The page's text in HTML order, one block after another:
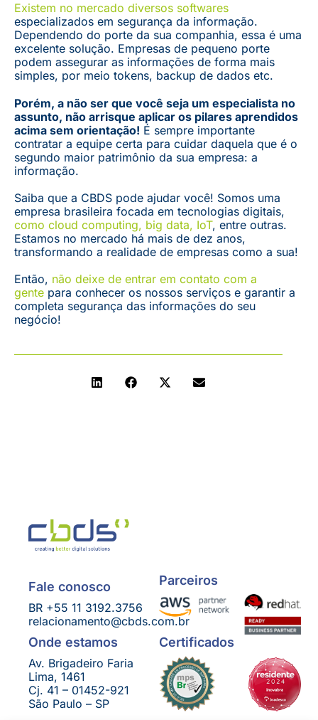
Existem no mercado diversos softwares
especializados em segurança da informação.
Dependendo do porte da sua companhia, essa é uma
excelente solução. Empresas de pequeno porte
podem assegurar as informações de forma mais
simples, por meio tokens, backup de dados etc.
Porém, a não ser que você seja um especialista no
assunto, não arrisque aplicar os pilares aprendidos
acima sem orientação! É sempre importante
contratar a equipe certa para cuidar daquela que é o
segundo maior patrimônio da sua empresa: a
informação.
Saiba que a CBDS pode ajudar você! Somos uma
empresa brasileira focada em tecnologias digitais,
como cloud computing, big data, IoT, entre outras.
Estamos no mercado há mais de dez anos,
transformando a realidade de empresas como a sua!
Então, não deixe de entrar em contato com a
gente para conhecer os nossos serviços e garantir a
completa segurança das informações do seu
negócio!
Fale conosco
BR +55 11 3192.3756
relacionamento@cbds.com.br
Onde estamos
Av. Brigadeiro Faria
Lima, 1461
Cj. 41 – 01452-921
São Paulo – SP
Parceiros
Certificados